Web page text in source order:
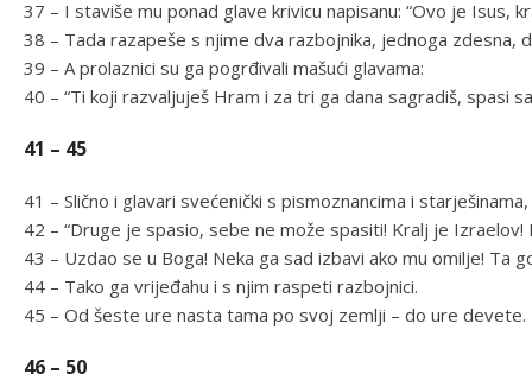
37 – I staviše mu ponad glave krivicu napisanu: “Ovo je Isus,
38 – Tada razapeše s njime dva razbojnika, jednoga zdesna,
39 – A prolaznici su ga pogrđivali mašući glavama:
40 – “Ti koji razvaljuješ Hram i za tri ga dana sagradiš, spasi
41 – 45
41 – Slično i glavari svećenički s pismoznancima i
42 – “Druge je spasio, sebe ne može spasiti! Kralj je
43 – Uzdao se u Boga! Neka ga sad izbavi ako mu omilje! Ta
44 – Tako ga vrijeđahu i s njim raspeti razbojnici.
45 – Od šeste ure nasta tama po svoj zemlji – do ure devete.
46 – 50